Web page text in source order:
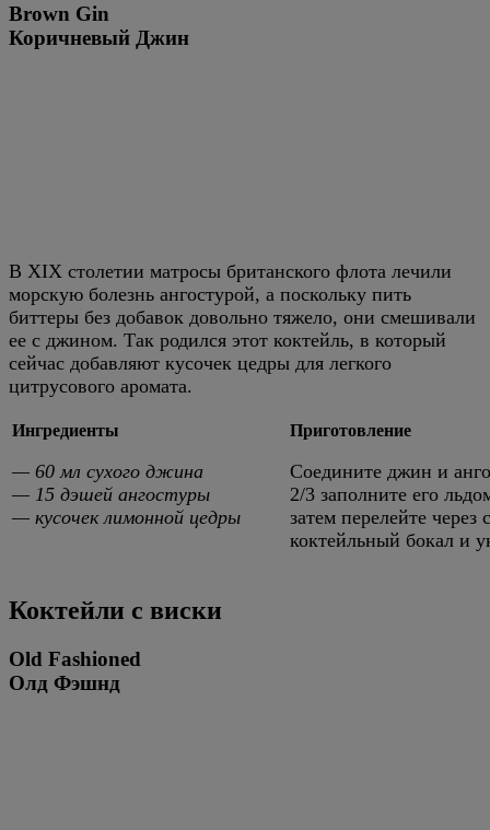
Brown Gin
Коричневый Джин
В XIX столетии матросы британского флота лечили
морскую болезнь ангостурой, а поскольку пить
биттеры без добавок довольно тяжело, они смешивали
ее с джином. Так родился этот коктейль, в который
сейчас добавляют кусочек цедры для легкого
цитрусового аромата.
Ингредиенты
— 60 мл сухого джина
— 15 дэшей ангостуры
— кусочек лимонной цедры
Приготовление
Соедините джин и
2/3 заполните его
затем перелейте
коктейльный бокал и
Коктейли с виски
Old Fashioned
Олд Фэшнд